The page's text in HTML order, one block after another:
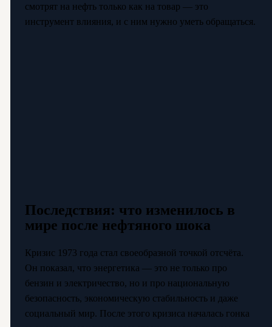
смотрят на нефть только как на товар — это
инструмент влияния, и с ним нужно уметь обращаться.
Последствия: что изменилось в
мире после нефтяного шока
Кризис 1973 года стал своеобразной точкой отсчёта.
Он показал, что энергетика — это не только про
бензин и электричество, но и про национальную
безопасность, экономическую стабильность и даже
социальный мир. После этого кризиса началась гонка